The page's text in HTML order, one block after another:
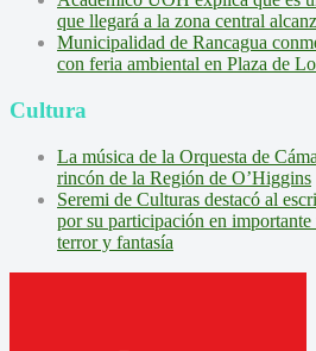
que llegará a la zona central
Municipalidad de Rancagua
con feria ambiental en Plaza de
Cultura
La música de la Orquesta de
rincón de la Región de O’Higgins
Seremi de Culturas destacó al
por su participación en
terror y fantasía